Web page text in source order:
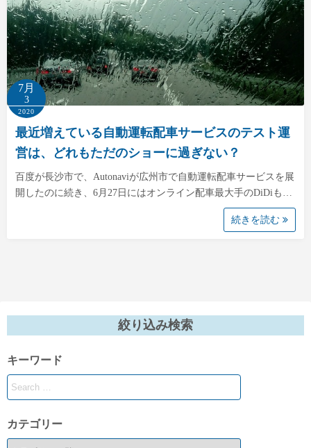
7月
3
2020
最近増えている自動運転配車サービスのテスト運
営は、どれもただのショーに過ぎない？
百度が長沙市で、Autonaviが広州市で自動運転配車サービスを展
開したのに続き、6月27日にはオンライン配車最大手のDiDiも…
続きを読む
絞り込み検索
キーワード
カテゴリー